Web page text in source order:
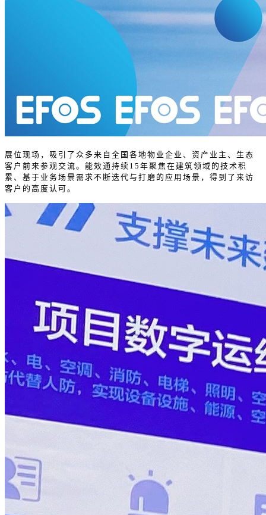
展位现场，吸引了众多来自全国各地物业企业、资产业主、生态
客户前来参观交流。能效通持续15年聚焦在建筑领域的技术积
累、基于业务场景需求不断迭代与打磨的应用场景，得到了来访
客户的高度认可。